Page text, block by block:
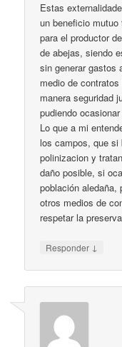
Estas
un beneficio mutuo
para el productor
de abejas, siendo
sin generar gastos
medio de
manera seguridad
pudiendo
Lo que a mi
los campos, que si
polinizacion y
daño posible, si
población aledaña,
otros medios de
respetar la
Responder ↓